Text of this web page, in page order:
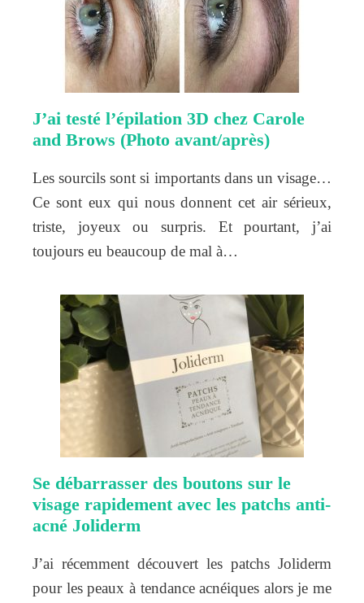
J’ai testé l’épilation 3D chez Carole
and Brows (Photo avant/après)
Les sourcils sont si importants dans un visage…
Ce sont eux qui nous donnent cet air sérieux,
triste, joyeux ou surpris. Et pourtant, j’ai
toujours eu beaucoup de mal à…
Se débarrasser des boutons sur le
visage rapidement avec les patchs anti-
acné Joliderm
J’ai récemment découvert les patchs Joliderm
pour les peaux à tendance acnéiques alors je me